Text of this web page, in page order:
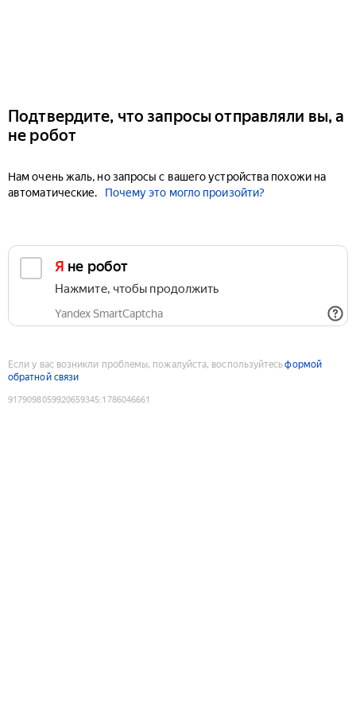
Подтвердите, что запросы отправляли вы, а
не робот
Нам очень жаль, но запросы с вашего устройства похожи на
автоматические.
Почему это могло произойти?
Я не робот
Нажмите, чтобы продолжить
Yandex SmartCaptcha
Если у вас возникли проблемы, пожалуйста, воспользуйтесьформой
обратной связи
9179098059920659345:1786046661